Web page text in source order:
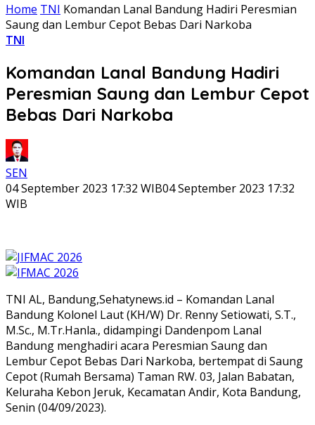
Home TNI Komandan Lanal Bandung Hadiri Peresmian
Saung dan Lembur Cepot Bebas Dari Narkoba
TNI
Komandan Lanal Bandung Hadiri
Peresmian Saung dan Lembur Cepot
Bebas Dari Narkoba
SEN
04 September 2023 17:32 WIB04 September 2023 17:32
WIB
TNI AL, Bandung,Sehatynews.id – Komandan Lanal
Bandung Kolonel Laut (KH/W) Dr. Renny Setiowati, S.T.,
M.Sc., M.Tr.Hanla., didampingi Dandenpom Lanal
Bandung menghadiri acara Peresmian Saung dan
Lembur Cepot Bebas Dari Narkoba, bertempat di Saung
Cepot (Rumah Bersama) Taman RW. 03, Jalan Babatan,
Keluraha Kebon Jeruk, Kecamatan Andir, Kota Bandung,
Senin (04/09/2023).